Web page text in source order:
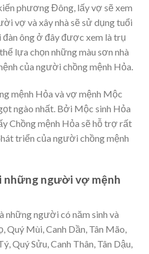
phương Đông, lấy vợ sẽ xem
vợ và xây nhà sẽ sử dụng tuổi
ông ở đây được xem là trụ
lựa chọn những màu sơn nhà
của người chồng mệnh Hỏa.
mệnh Hỏa và vợ mệnh Mộc
ngào nhất. Bởi Mộc sinh Hỏa
Chồng mệnh Hỏa sẽ hỗ trợ rất
triển của người chồng mệnh
những người vợ mệnh
người có năm sinh và
Quý Mùi, Canh Dần, Tân Mão,
Quý Sửu, Canh Thân, Tân Dậu,